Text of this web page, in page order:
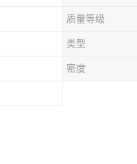
质量等级
类型
密度